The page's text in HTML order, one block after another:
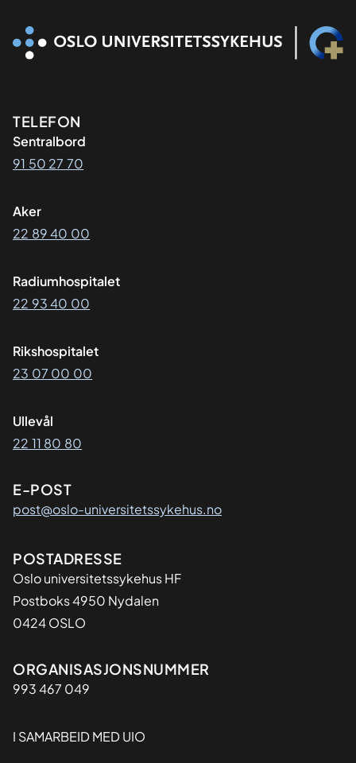
Kontaktinformasjon
TELEFON
Sentralbord
91 50 27 70
Aker
22 89 40 00
Radiumhospitalet
22 93 40 00
Rikshospitalet
23 07 00 00
Ullevål
22 11 80 80
E-POST
post@oslo-universitetssykehus.no
Adresse
POSTADRESSE
Oslo universitetssykehus HF
Postboks 4950 Nydalen
0424 OSLO
Organisasjon
ORGANISASJONSNUMMER
993 467 049
I SAMARBEID MED UIO